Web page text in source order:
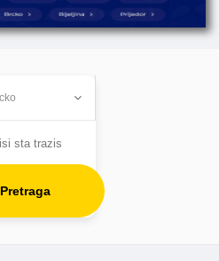
Pretraga